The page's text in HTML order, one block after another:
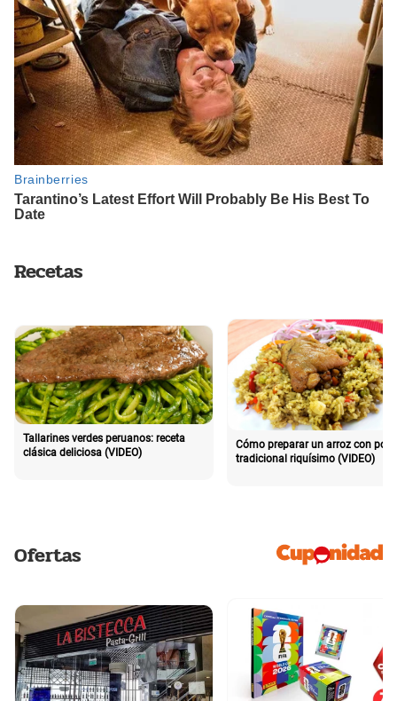
Recetas
Tallarines verdes peruanos: receta
clásica deliciosa (VIDEO)
Cómo preparar un arroz con pollo
tradicional riquísimo (VIDEO)
Ofertas